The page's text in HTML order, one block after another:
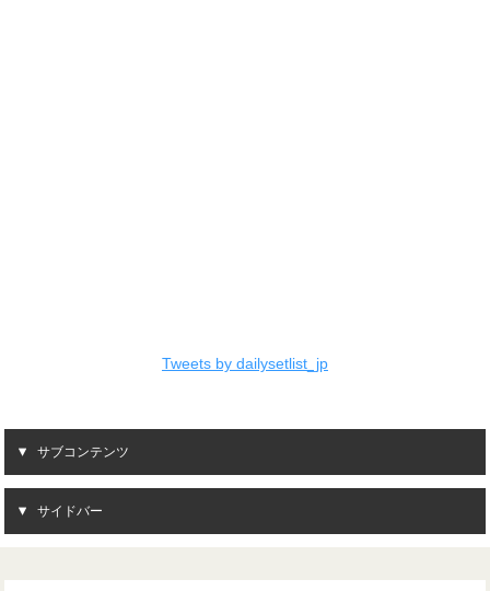
Tweets by dailysetlist_jp
サブコンテンツ
サイドバー